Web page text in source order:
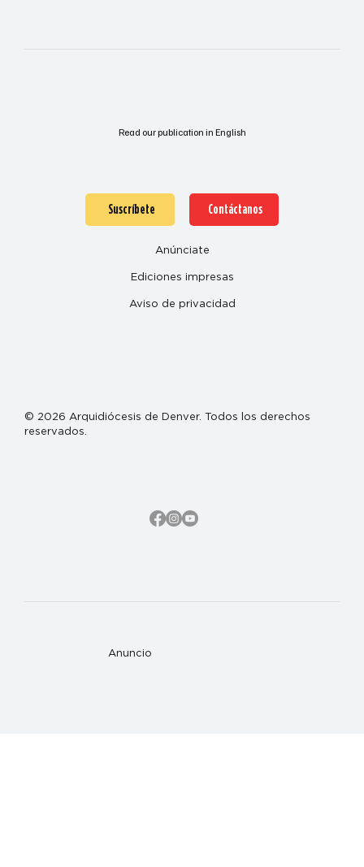
Read our publication in English
Anuncio
Suscríbete Contáctanos
Anúnciate
Ediciones impresas
Aviso de privacidad
© 2026 Arquidiócesis de Denver. Todos los derechos
reservados.